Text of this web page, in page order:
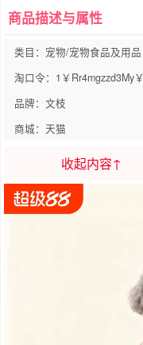
商品描述与属性
类目：宠物/宠物食品及用品
淘口令：1￥Rr4mgzzd3My￥
品牌：文枝
商城：天猫
收起内容↑